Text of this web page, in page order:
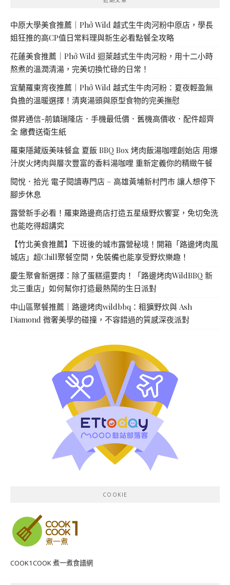
中原大學美食推薦｜Phở Wild 越式生牛肉河粉中原店，學長
姐狂推的高CP值日常料理與新生必看點餐全攻略
花蓮美食推薦｜Phở Wild 迴萊越式生牛肉河粉，用十二小時
熬煮的溫潤清湯，完美切換忙碌的日常！
宜蘭羅東宵夜推薦｜Phở Wild 越式生牛肉河粉：夏夜輕盈無
負擔的溫暖選擇！清爽湯頭與原型食物的完美撫慰
傑昇通信-前鎮瑞隆店．手機最低價．舊機高價收．配件超齊
全 繳費送衛生紙
羅東隱藏版美味餐盒 夏飯 BBQ Box 烤肉飯湯咖哩創始店 用爆
汁炭火烤肉與層次豐富的香料湯咖哩 重新定義你的精緻午餐
閱悅．拾光 電子閱讀專門店 – 高雄黃埔新村門市 讓人想停下
腳步休息
露營新手必看！羅東路邊商店打造五星級野炊饗宴，免切免洗
也能吃得超講究
【竹北美食推薦】下班後的城市露營秘境！開箱「路邊烤肉風
城店」超Chill聚餐空間，免裝備也能享受野炊樂趣！
慶生聚會新選擇：除了蛋糕還要肉！「路邊烤肉WildBBQ 新
北三重店」如何幫你打造最熱鬧的生日派對
中山區聚餐推薦｜路邊烤肉wildbbq：粗獷野炊與 Ash
Diamond 微奢美學的碰撞，不容錯過的質感深夜派對
COOKIE
COOK1COOK 煮一煮食譜網